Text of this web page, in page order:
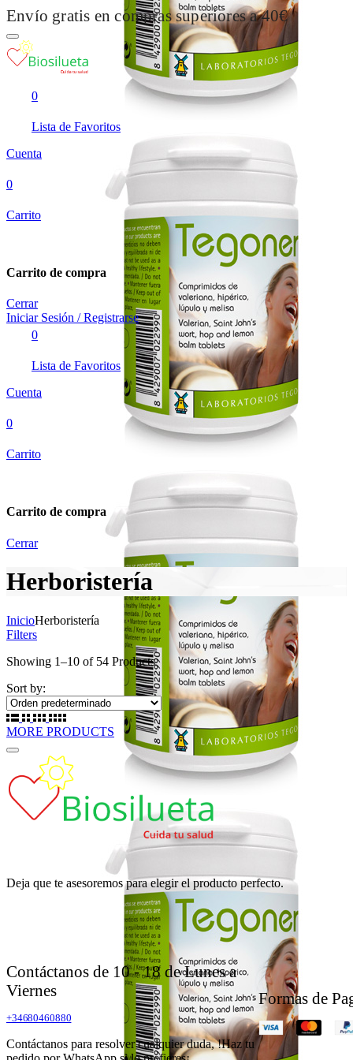
Envío gratis en compras superiores a 40€
0
Lista de Favoritos
Cuenta
0
Carrito
Carrito de compra
Cerrar
Iniciar Sesión / Registrarse
0
Lista de Favoritos
Cuenta
0
Carrito
Carrito de compra
Cerrar
Herboristería
InicioHerboristería
Filters
Showing 1–10 of 54 Products
Sort by:
MORE PRODUCTS
Deja que te asesoremos para elegir el producto perfecto.
Contáctanos de 10 - 18 de Lunes a
Viernes
+34680460880
Contáctanos para resolver cualquier duda, !Haz tu
Formas de